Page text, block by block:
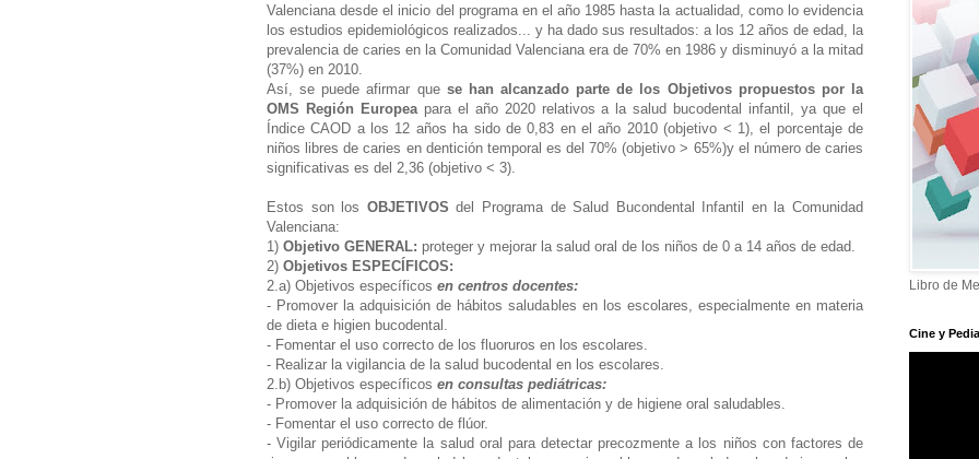
Valenciana desde el inicio del programa en el año 1985 hasta la actualidad, como lo evidencia
los estudios epidemiológicos realizados... y ha dado sus resultados: a los 12 años de edad, la
prevalencia de caries en la Comunidad Valenciana era de 70% en 1986 y disminuyó a la mitad
(37%) en 2010.
Así, se puede afirmar que se han alcanzado parte de los Objetivos propuestos por la
OMS Región Europeapara el año 2020 relativos a la salud bucodental infantil, ya que el
Índice CAOD a los 12 años ha sido de 0,83 en el año 2010 (objetivo < 1), el porcentaje de
niños libres de caries en dentición temporal es del 70% (objetivo > 65%)y el número de caries
significativas es del 2,36 (objetivo < 3).
Estos son los OBJETIVOS del Programa de Salud Bucondental Infantil en la Comunidad
Valenciana:
1) Objetivo GENERAL: proteger y mejorar la salud oral de los niños de 0 a 14 años de edad.
2) Objetivos ESPECÍFICOS:
2.a) Objetivos específicos en centros docentes:
- Promover la adquisición de hábitos saludables en los escolares, especialmente en materia
de dieta e higien bucodental.
- Fomentar el uso correcto de los fluoruros en los escolares.
- Realizar la vigilancia de la salud bucodental en los escolares.
2.b) Objetivos específicos en consultas pediátricas:
- Promover la adquisición de hábitos de alimentación y de higiene oral saludables.
- Fomentar el uso correcto de flúor.
- Vigilar periódicamente la salud oral para detectar precozmente a los niños con factores de
Libro de
Cine y